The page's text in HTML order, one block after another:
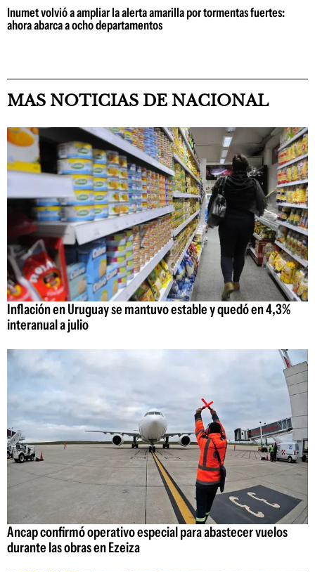
Inumet volvió a ampliar la alerta amarilla por tormentas fuertes:
ahora abarca a ocho departamentos
MAS NOTICIAS DE NACIONAL
Inflación en Uruguay se mantuvo estable y quedó en 4,3%
interanual a julio
Ancap confirmó operativo especial para abastecer vuelos
durante las obras en Ezeiza